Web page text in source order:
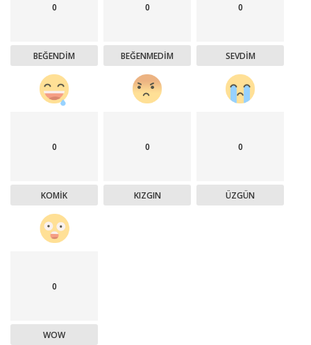
0
BEĞENDIM
0
BEĞENMEDIM
0
SEVDIM
0
KOMIK
0
KIZGIN
0
ÜZGÜN
0
WOW